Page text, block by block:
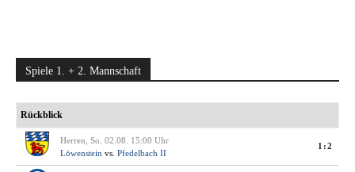
Spiele 1. + 2. Mannschaft
Rückblick
Herren, So. 02.08. 15:00 Uhr
Löwenstein vs. Pfedelbach II
1:2